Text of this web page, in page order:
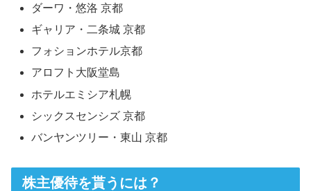
ダーワ・悠洛 京都
ギャリア・二条城 京都
フォションホテル京都
アロフト大阪堂島
ホテルエミシア札幌
シックスセンシズ 京都
バンヤンツリー・東山 京都
株主優待を貰うには？